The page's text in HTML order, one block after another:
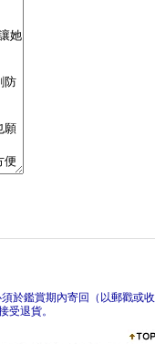
於鑑賞期內寄回（以郵戳或收
受退貨。